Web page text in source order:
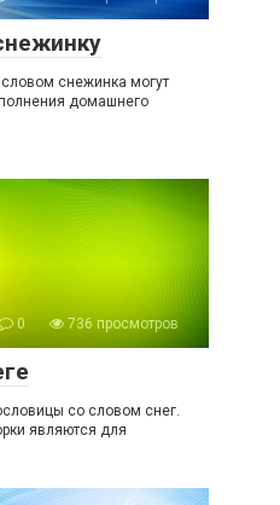
снежинка могут
домашнего
0
736 просмотров
со словом снег.
являются для